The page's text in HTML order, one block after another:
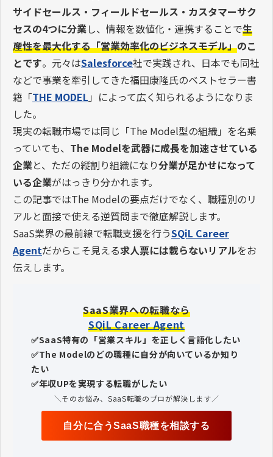
サイドセールス・フィールドセールス・カスタマーサク
セスの4つに分業し、情報を数値化・連携することで生
産性を最大化する「営業効率化のビジネスモデル」のこ
とです。元々はSalesforce社で実践され、日本でも同社
などで事業を牽引してきた福田康隆氏のベストセラー書
籍「THE MODEL 」によって広く知られるようになりま
した。
現実の転職市場では同じ「The Model型の組織」を名乗
っていても、 The Modelを武器に成長を加速させている
企業と、ただの縦割り組織になり分業が足かせになって
いる企業がはっきり分かれます。
この記事ではThe Modelの要点だけでなく、職種別のリ
アルと面接で使える逆質問まで徹底解説します。
SaaS業界の最前線で転職支援を行うSQiL Career
Agentだからこそ見える求人票には載らないリアルをお
伝えします。
SaaS業界への転職なら
SQiL Career Agent
✅SaaS特有の「営業スキル」を正しく言語化したい
✅The Modelのどの職種に自分が向いているか知り
たい
✅年収UPを実現する転職がしたい
＼そのお悩み、SaaS転職のプロが解決します／
自分に合うSaaS職種を相談する